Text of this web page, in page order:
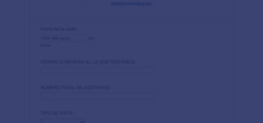
tan pronto como esté listo! Con nuestras más de